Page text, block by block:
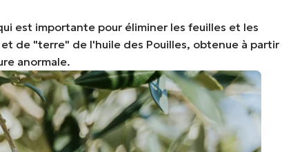
est importante pour éliminer les feuilles et les
de "terre" de l'huile des Pouilles, obtenue à partir
anormale.